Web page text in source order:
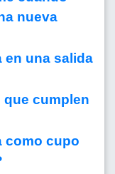
nueva
en una salida
que cumplen
como cupo